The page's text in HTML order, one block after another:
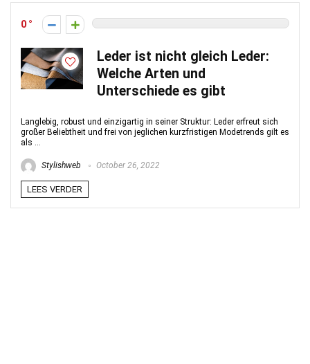
0
Leder ist nicht gleich Leder:
Welche Arten und
Unterschiede es gibt
Langlebig, robust und einzigartig in seiner Struktur: Leder erfreut sich
großer Beliebtheit und frei von jeglichen kurzfristigen Modetrends gilt es
als ...
Stylishweb October 26, 2022
LEES VERDER